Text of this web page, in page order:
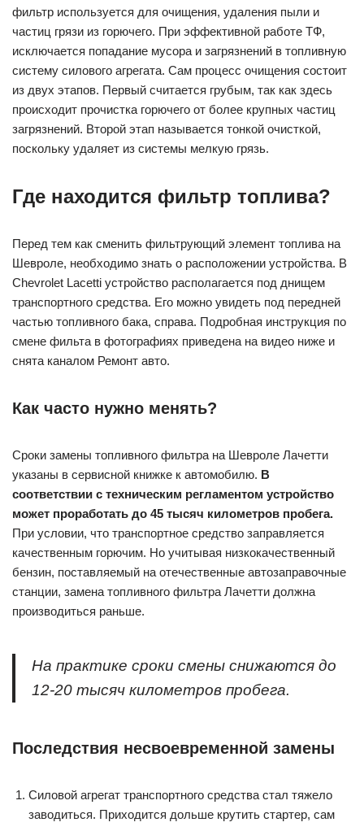
фильтр используется для очищения, удаления пыли и
частиц грязи из горючего. При эффективной работе ТФ,
исключается попадание мусора и загрязнений в топливную
систему силового агрегата. Сам процесс очищения состоит
из двух этапов. Первый считается грубым, так как здесь
происходит прочистка горючего от более крупных частиц
загрязнений. Второй этап называется тонкой очисткой,
поскольку удаляет из системы мелкую грязь.
Где находится фильтр топлива?
Перед тем как сменить фильтрующий элемент топлива на
Шевроле, необходимо знать о расположении устройства. В
Chevrolet Lacetti устройство располагается под днищем
транспортного средства. Его можно увидеть под передней
частью топливного бака, справа. Подробная инструкция по
смене фильта в фотографиях приведена на видео ниже и
снята каналом Ремонт авто.
Как часто нужно менять?
Сроки замены топливного фильтра на Шевроле Лачетти
указаны в сервисной книжке к автомобилю. В
соответствии с техническим регламентом устройство
может проработать до 45 тысяч километров пробега.
При условии, что транспортное средство заправляется
качественным горючим. Но учитывая низкокачественный
бензин, поставляемый на отечественные автозаправочные
станции, замена топливного фильтра Лачетти должна
производиться раньше.
На практике сроки смены снижаются до
12-20 тысяч километров пробега.
Последствия несвоевременной замены
Силовой агрегат транспортного средства стал тяжело
заводиться. Приходится дольше крутить стартер, сам